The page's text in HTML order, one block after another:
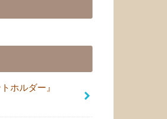
ホルダー』